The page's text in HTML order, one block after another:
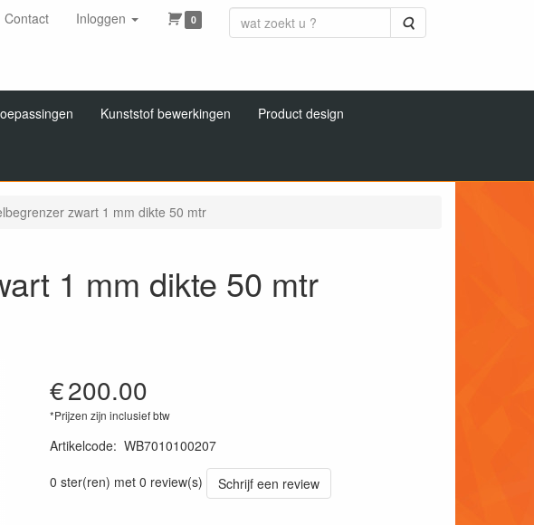
Contact Inloggen 0 Zoeken
Kunststof bewerkingen Product design
zwart 1 mm dikte 50 mtr
1 mm dikte 50 mtr
€200.00
*Prijzen zijn inclusief btw
Artikelcode: WB7010100207
0 ster(ren) met 0 review(s)
Schrijf een review